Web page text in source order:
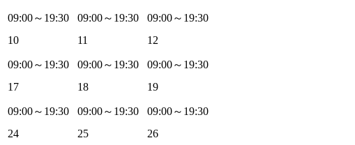
09:00～19:30 09:00～19:30
09:00～19:30
10
09:00～19:30
11
09:00～19:30
12
09:00～19:30
17
09:00～19:30
18
09:00～19:30
19
09:00～19:30
24 25 26